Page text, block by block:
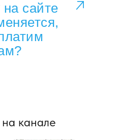
сайте
канале